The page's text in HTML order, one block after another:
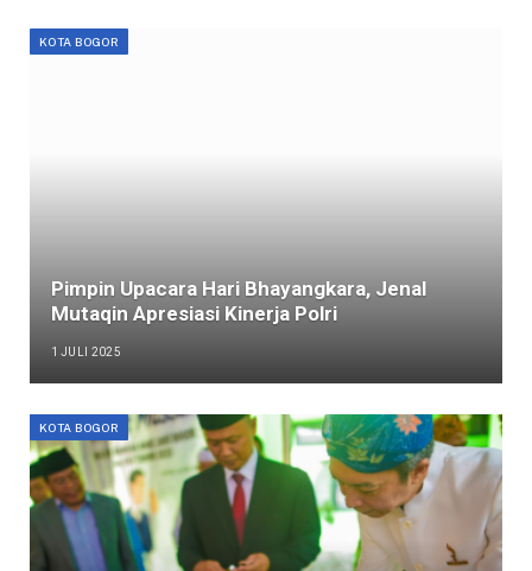
KOTA BOGOR
Pimpin Upacara Hari Bhayangkara, Jenal
Mutaqin Apresiasi Kinerja Polri
1 JULI 2025
KOTA BOGOR